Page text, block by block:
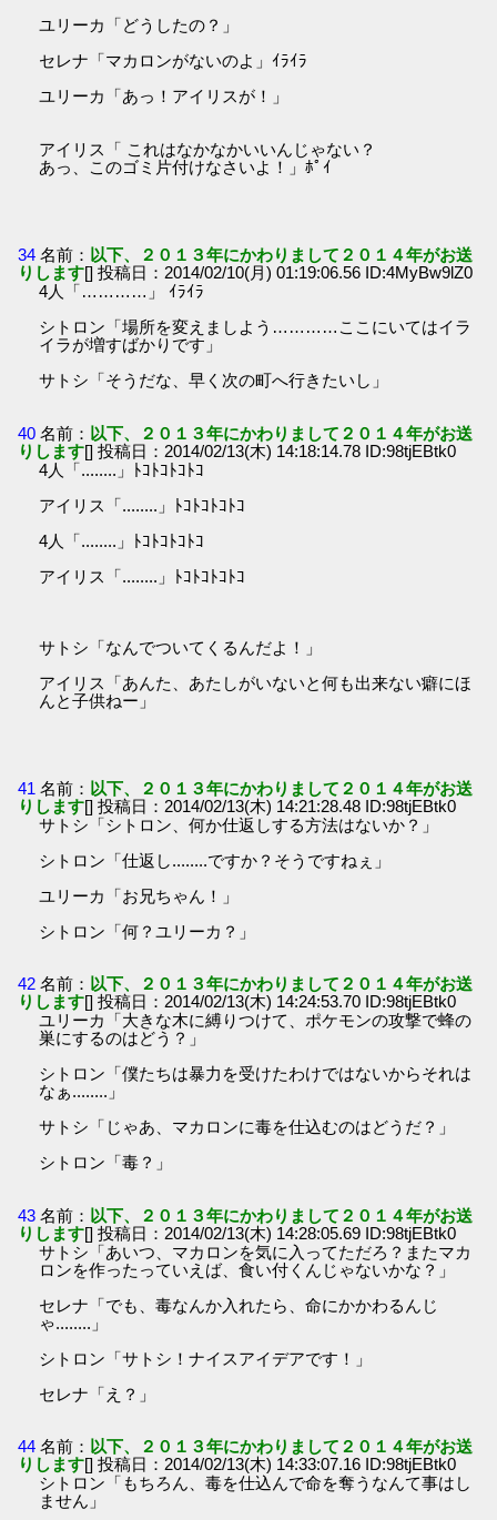
ユリーカ「どうしたの？」
セレナ「マカロンがないのよ」ｲﾗｲﾗ
ユリーカ「あっ！アイリスが！」
アイリス「 これはなかなかいいんじゃない？
あっ、このゴミ片付けなさいよ！」ﾎﾟｲ
34 名前： 以下、２０１３年にかわりまして２０１４年がお送
りします[] 投稿日：2014/02/10(月) 01:19:06.56 ID:4MyBw9lZ0
4人「…………」 ｲﾗｲﾗ
シトロン「場所を変えましよう…………ここにいてはイラ
イラが増すばかりです」
サトシ「そうだな、早く次の町へ行きたいし」
40 名前： 以下、２０１３年にかわりまして２０１４年がお送
りします[] 投稿日：2014/02/13(木) 14:18:14.78 ID:98tjEBtk0
4人「........」ﾄｺﾄｺﾄｺﾄｺ
アイリス「........」ﾄｺﾄｺﾄｺﾄｺ
4人「........」ﾄｺﾄｺﾄｺﾄｺ
アイリス「........」ﾄｺﾄｺﾄｺﾄｺ
サトシ「なんでついてくるんだよ！」
アイリス「あんた、あたしがいないと何も出来ない癖にほ
んと子供ねー」
41 名前： 以下、２０１３年にかわりまして２０１４年がお送
りします[] 投稿日：2014/02/13(木) 14:21:28.48 ID:98tjEBtk0
サトシ「シトロン、何か仕返しする方法はないか？」
シトロン「仕返し........ですか？そうですねぇ」
ユリーカ「お兄ちゃん！」
シトロン「何？ユリーカ？」
42 名前： 以下、２０１３年にかわりまして２０１４年がお送
りします[] 投稿日：2014/02/13(木) 14:24:53.70 ID:98tjEBtk0
ユリーカ「大きな木に縛りつけて、ポケモンの攻撃で蜂の
巣にするのはどう？」
シトロン「僕たちは暴力を受けたわけではないからそれは
なぁ........」
サトシ「じゃあ、マカロンに毒を仕込むのはどうだ？」
シトロン「毒？」
43 名前： 以下、２０１３年にかわりまして２０１４年がお送
りします[] 投稿日：2014/02/13(木) 14:28:05.69 ID:98tjEBtk0
サトシ「あいつ、マカロンを気に入ってただろ？またマカ
ロンを作ったっていえば、食い付くんじゃないかな？」
セレナ「でも、毒なんか入れたら、命にかかわるんじ
ゃ........」
シトロン「サトシ！ナイスアイデアです！」
セレナ「え？」
44 名前： 以下、２０１３年にかわりまして２０１４年がお送
りします[] 投稿日：2014/02/13(木) 14:33:07.16 ID:98tjEBtk0
シトロン「もちろん、毒を仕込んで命を奪うなんて事はし
ません」